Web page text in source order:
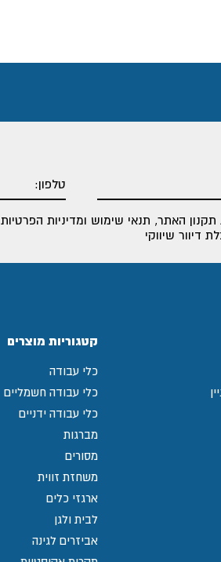
תקנון האתר, תנאי שימוש ומדיניות הפרטיות
דיוור שיווקי
קטגוריות מוצרים
כלי עבודה
כלי עבודה חשמליים
כלי עבודה ידניים
מברגות
מסורים
משחזת זווית
ארגזי כלים
לבית ולגן
אביזרים לגינה